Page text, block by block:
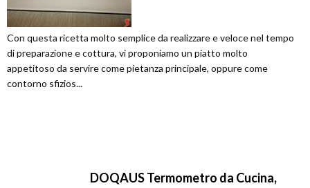
Con questa ricetta molto semplice da realizzare e veloce nel tempo
di preparazione e cottura, vi proponiamo un piatto molto
appetitoso da servire come pietanza principale, oppure come
contorno sfizios...
DOQAUS Termometro da Cucina,